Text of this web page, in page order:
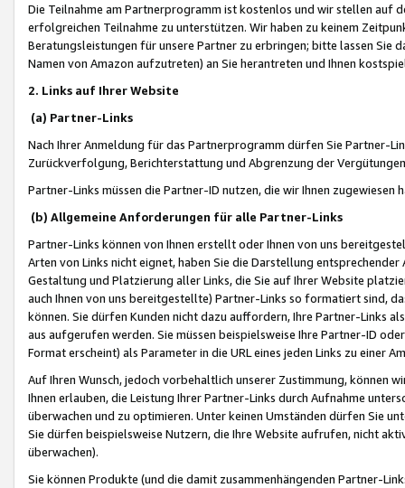
Die Teilnahme am Partnerprogramm ist kostenlos und wir stellen auf
erfolgreichen Teilnahme zu unterstützen. Wir haben zu keinem
Beratungsleistungen für unsere Partner zu erbringen; bitte lassen Sie
Namen von Amazon aufzutreten) an Sie herantreten und Ihnen
2. Links auf Ihrer Website
(a) Partner-Links
Nach Ihrer Anmeldung für das Partnerprogramm dürfen Sie Partner-
Zurückverfolgung, Berichterstattung und Abgrenzung der
Partner-Links müssen die Partner-ID nutzen, die wir Ihnen zugewiesen
(b) Allgemeine Anforderungen für alle Partner-Links
Partner-Links können von Ihnen erstellt oder Ihnen von uns
Arten von Links nicht eignet, haben Sie die Darstellung
Gestaltung und Platzierung aller Links, die Sie auf Ihrer Website
auch Ihnen von uns bereitgestellte) Partner-Links so formatiert sind,
können. Sie dürfen Kunden nicht dazu auffordern, Ihre Partner-Links
aus aufgerufen werden. Sie müssen beispielsweise Ihre Partner-ID
Format erscheint) als Parameter in die URL eines jeden Links zu einer
Auf Ihren Wunsch, jedoch vorbehaltlich unserer Zustimmung, können
Ihnen erlauben, die Leistung Ihrer Partner-Links durch Aufnahme
überwachen und zu optimieren. Unter keinen Umständen dürfen Sie
Sie dürfen beispielsweise Nutzern, die Ihre Website aufrufen, nicht
überwachen).
Sie können Produkte (und die damit zusammenhängenden Partner-